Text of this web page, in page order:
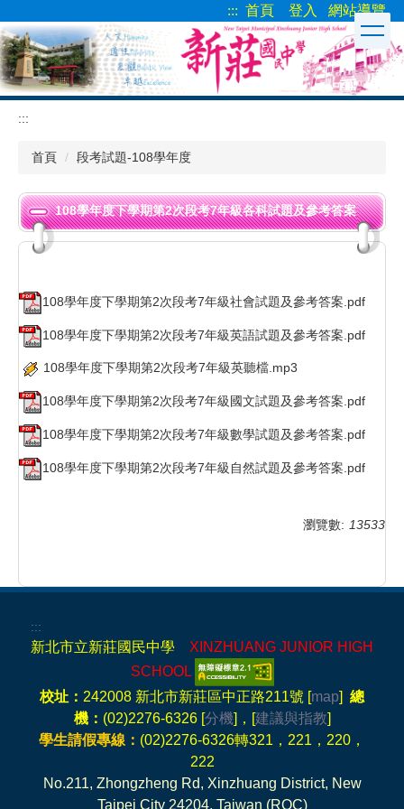
到
主
要
內
區
::: 首頁 登入 網站導覽
:::
首頁 段考試題-108學年度
108學年度下學期第2次段考7年級各科試題及參考答案
108學年度下學期第2次段考7年級社會試題及參考答案.pdf
108學年度下學期第2次段考7年級英語試題及參考答案.pdf
108學年度下學期第2次段考7年級英聽檔.mp3
108學年度下學期第2次段考7年級國文試題及參考答案.pdf
108學年度下學期第2次段考7年級數學試題及參考答案.pdf
108學年度下學期第2次段考7年級自然試題及參考答案.pdf
瀏覽數: 13533
:::
新北市立新莊國民中學
XINZHUANG JUNIOR HIGH
SCHOOL
校址： 242008 新北市新莊區中正路211號 [map] 總
機： (02)2276-6326 [分機]，[建議與指教]
學生請假專線： (02)2276-6326轉321，221，220，
222
No.211, Zhongzheng Rd, Xinzhuang District, New
Taipei City 24204, Taiwan (ROC)